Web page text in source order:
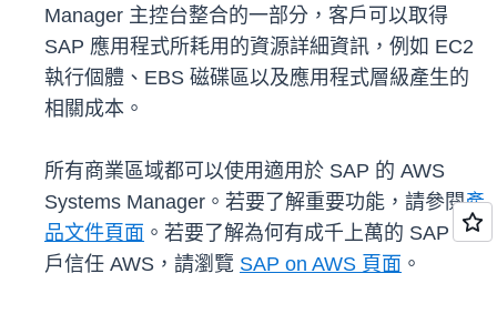
Manager 主控台整合的一部分，客戶可以取得
SAP 應用程式所耗用的資源詳細資訊，例如 EC2
執行個體、EBS 磁碟區以及應用程式層級產生的
相關成本。
所有商業區域都可以使用適用於 SAP 的 AWS
Systems Manager。若要了解重要功能，請參閱產
品文件頁面 。若要了解為何有成千上萬的 SAP 客
戶信任 AWS，請瀏覽 SAP on AWS 頁面 。